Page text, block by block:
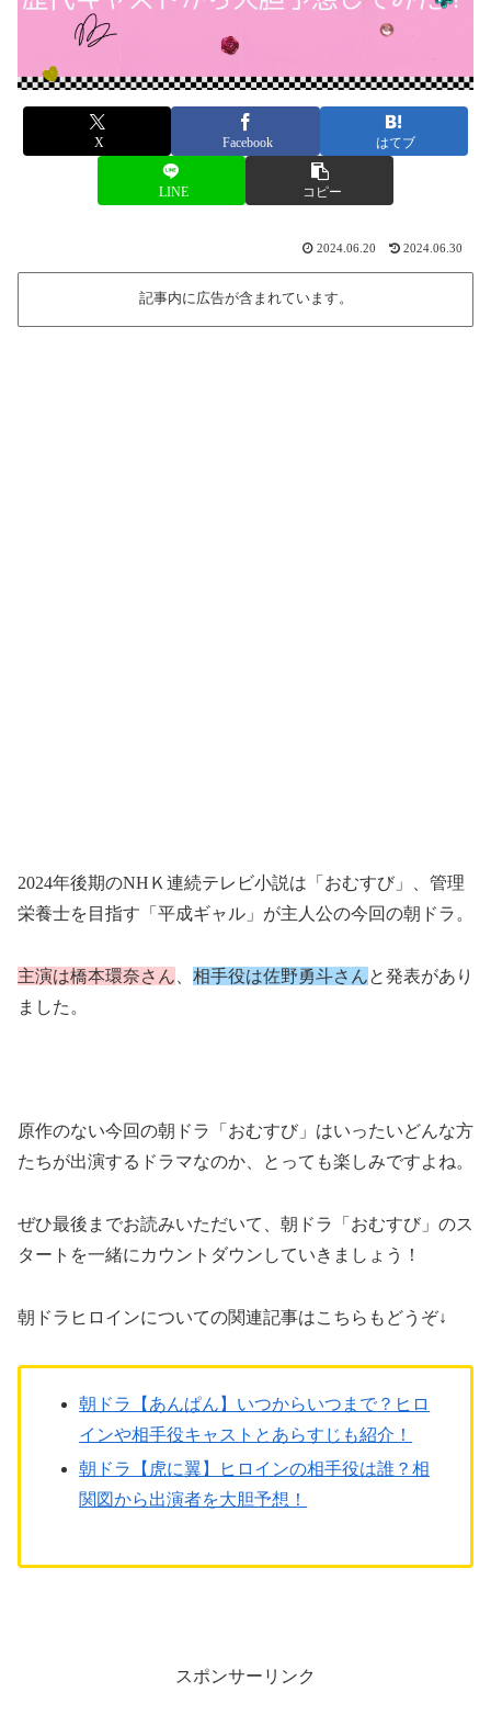
X Facebook はてブ
LINE コピー
2024.06.20 2024.06.30
記事内に広告が含まれています。
2024年後期のNHＫ連続テレビ小説は「おむすび」、管理
栄養士を目指す「平成ギャル」が主人公の今回の朝ドラ。
主演は橋本環奈さん 相手役は佐野勇斗さんと発表があり
ました。
原作のない今回の朝ドラ「おむすび」はいったいどんな方
たちが出演するドラマなのか、とっても楽しみですよね。
ぜひ最後までお読みいただいて、朝ドラ「おむすび」のス
タートを一緒にカウントダウンしていきましょう！
朝ドラヒロインについての関連記事はこちらもどうぞ↓
朝ドラ【あんぱん】いつからいつまで？ヒロ
インや相手役キャストとあらすじも紹介！
朝ドラ【虎に翼】ヒロインの相手役は誰？相
関図から出演者を大胆予想！
スポンサーリンク